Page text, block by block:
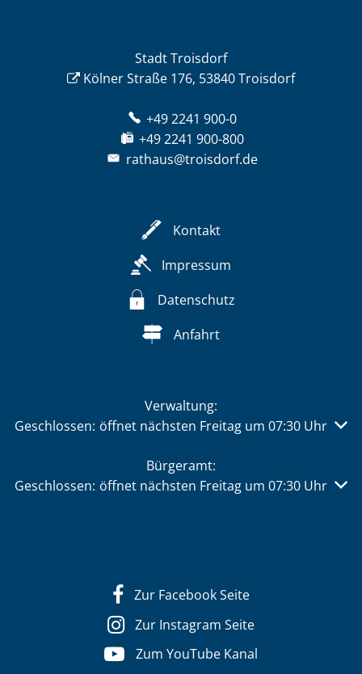
Stadt Troisdorf
Kölner Straße 176, 53840 Troisdorf
+49 2241 900-0
+49 2241 900-800
rathaus@troisdorf.de
Kontakt
Impressum
Datenschutz
Anfahrt
Verwaltung:
Klicken, um weitere Öffnungs- oder Schließzeiten
Geschlossen: öffnet nächsten Freitag um 07:30 Uhr
Bürgeramt:
Klicken, um weitere Öffnungs- oder Schließzeiten
Geschlossen: öffnet nächsten Freitag um 07:30 Uhr
Zur Facebook Seite
Zur Instagram Seite
Zum YouTube Kanal